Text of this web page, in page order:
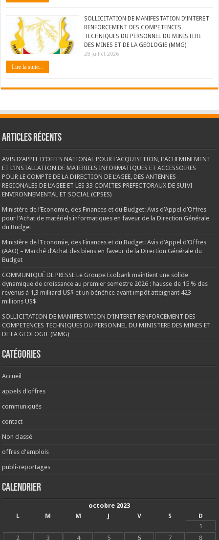
SOLLICITATION DE MANIFESTATION D’INTERET
RENFORCEMENT DES COMPETENCES
TECHNIQUES DU PERSONNEL DU MINISTERE
DES MINES ET DE LA GEOLOGIE (MMG)
28 juillet 2026
Lire la suite...
Articles récents
AVIS D’APPEL D’OFFES NATIONAL POUR L’ACQUISITION, L’ACHEMINEMENT
ET L’INSTALLATION DE MATERIELS INFORMATIQUES ET ACCESSOIRES
POUR LE COMPTE DE LA DIRECTION DE L’AGEE, DES ANTENNES
REGIONALES DE L’AGEE ET LES 33 COMITES PREFECTORAUX DE SUIVI
ENVIRONNEMENTAL ET SOCIAL (CPSES)
Ministère de l’Economie, des Finances et du Budget: Avis d’Appel d’Offres
pour l’Achat de matériels informatiques en faveur de la Direction Générale
du Budget
Ministère de l’Economie, des Finances et du Budget: Avis d’Appel d’Offres
(AAO) – Marché d’Achat des biens en faveur de la Direction Générale du
Budget
COMMUNIQUÉ DE PRESSE Le Groupe Ecobank maintient une solide
dynamique de croissance au premier semestre 2026 : hausse de 15 % des
revenus à 1,3 milliard US$ et un bénéfice avant impôt atteignant 423
millions US$
SOLLICITATION DE MANIFESTATION D’INTERET RENFORCEMENT DES
COMPETENCES TECHNIQUES DU PERSONNEL DU MINISTERE DES MINES ET
DE LA GEOLOGIE (MMG)
Catégories
Accueil
appels d'offres
communiqués
contact
Non classé
offres d'emplois
publi-reportages
Calendrier
octobre 2023
L
M M J V S
D
1
2
3 4 5 6 7 8